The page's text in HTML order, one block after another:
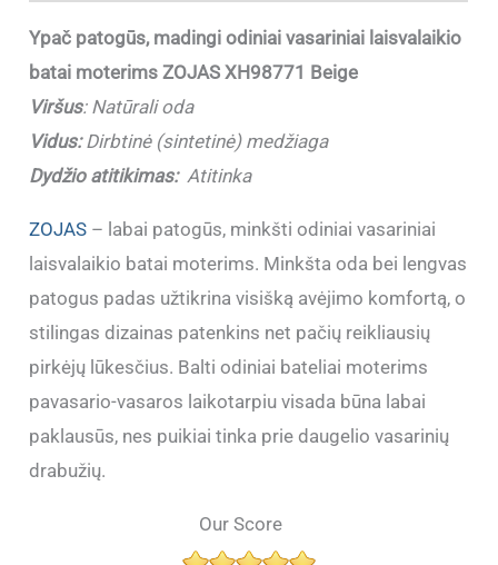
Ypač patogūs, madingi odiniai vasariniai laisvalaikio
batai moterimsZOJAS XH98771 Beige
Viršus: Natūrali oda
Vidus:Dirbtinė (sintetinė) medžiaga
Dydžio atitikimas:Atitinka
ZOJAS – labai patogūs, minkšti odiniai vasariniai
laisvalaikio batai moterims. Minkšta oda bei lengvas
patogus padas užtikrina visišką avėjimo komfortą, o
stilingas dizainas patenkins net pačių reikliausių
pirkėjų lūkesčius. Balti odiniai bateliai moterims
pavasario-vasaros laikotarpiu visada būna labai
paklausūs, nes puikiai tinka prie daugelio vasarinių
drabužių.
Our Score